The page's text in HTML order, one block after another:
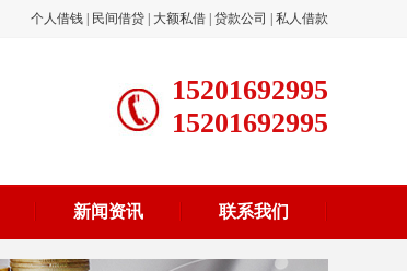
个人借钱 民间借贷 大额私借 贷款公司 私人借款
15201692995
15201692995
新闻资讯 联系我们